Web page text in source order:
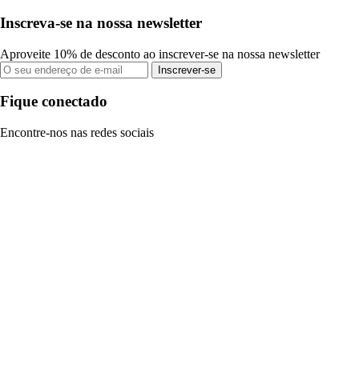
Inscreva-se na nossa newsletter
Aproveite 10% de desconto ao inscrever-se na nossa newsletter
Inscrever-se
Fique conectado
Encontre-nos nas redes sociais